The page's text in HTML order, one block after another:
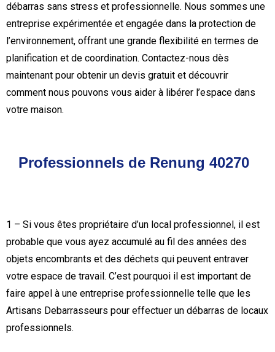
débarras sans stress et professionnelle. Nous sommes une
entreprise expérimentée et engagée dans la protection de
l’environnement, offrant une grande flexibilité en termes de
planification et de coordination. Contactez-nous dès
maintenant pour obtenir un devis gratuit et découvrir
comment nous pouvons vous aider à libérer l’espace dans
votre maison.
Professionnels de Renung 40270
1 – Si vous êtes propriétaire d’un local professionnel, il est
probable que vous ayez accumulé au fil des années des
objets encombrants et des déchets qui peuvent entraver
votre espace de travail. C’est pourquoi il est important de
faire appel à une entreprise professionnelle telle que les
Artisans Debarrasseurs pour effectuer un débarras de locaux
professionnels.